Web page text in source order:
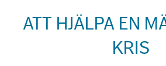
ATT HJÄLPA EN
KRIS